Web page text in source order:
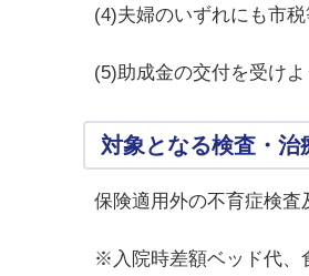
(4)夫婦のいずれにも市税
(5)助成金の交付を受け
対象となる検査・治
保険適用外の不育症検査
※入院時差額ベッド代、